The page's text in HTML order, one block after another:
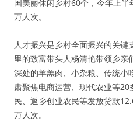
国美丽休闲乡村60个，今年上
万人次。
人才振兴是乡村全面振兴的关
里的致富带头人杨清艳带领乡
深处的羊羔肉、小杂粮、传统小
肃聚焦电商运营、现代农业等
民、返乡创业农民等发放贷款
万人次。